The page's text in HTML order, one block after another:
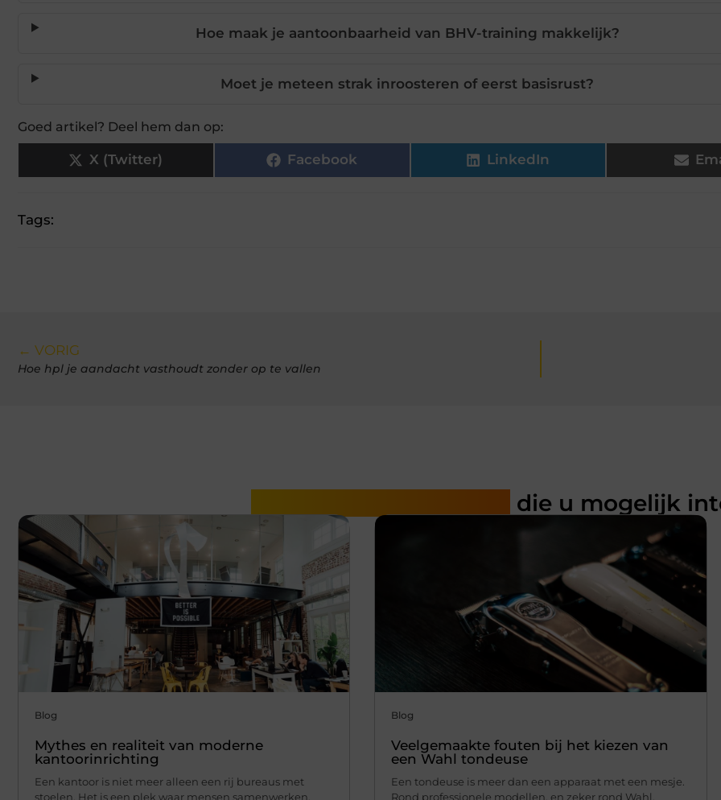
Hoe maak je aantoonbaarheid van BHV-training makkelijk?
Moet je meteen strak inroosteren of eerst basisrust?
Goed artikel? Deel hem dan op:
X (Twitter) Facebook LinkedIn
Tags:
← VORIG
Hoe hpl je aandacht vasthoudt zonder op te vallen
die u mogelijk
Blog
Mythes en realiteit van moderne
kantoorinrichting
Een kantoor is niet meer alleen een rij bureaus met
stoelen. Het is een plek waar mensen samenwerken,
Blog
Veelgemaakte fouten bij het kiezen van
een Wahl tondeuse
Een tondeuse is meer dan een apparaat met een mesje.
Rond professionele modellen, en zeker rond Wahl,